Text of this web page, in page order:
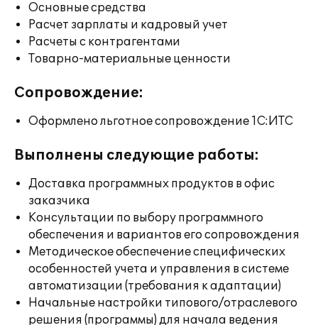
Основные средства
Расчет зарплаты и кадровый учет
Расчеты с контрагентами
Товарно-материальные ценности
Сопровождение:
Оформлено льготное сопровождение 1С:ИТС
Выполнены следующие работы:
Доставка программных продуктов в офис
заказчика
Консультации по выбору программного
обеспечения и вариантов его сопровождения
Методическое обеспечение специфических
особенностей учета и управления в системе
автоматизации (требования к адаптации)
Начальные настройки типового/отраслевого
решения (программы) для начала ведения